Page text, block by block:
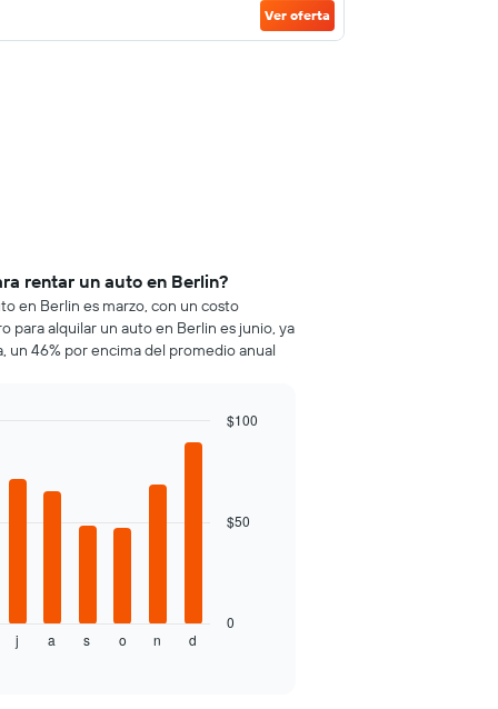
Ver oferta
rentar un auto en Berlin?
en Berlin es marzo, con un costo
para alquilar un auto en Berlin es junio, ya
un 46% por encima del promedio anual
j a s o n d
0
$50
$100